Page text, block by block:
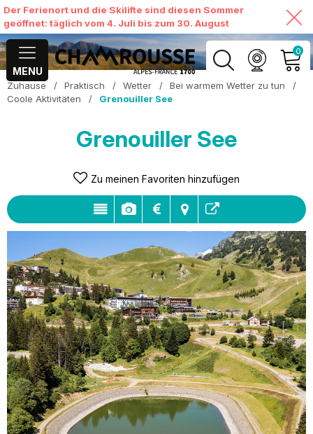
Der Ferienort und die Skilifte sind diesen Sommer
geöffnet: täglich vom 4. Juli bis zum 30. August
MENU
0
MEIN KONTO
ANSEHEN
Zuhause / Praktisch / Wetter / Bei warmem Wetter zu tun
/
Coole Aktivitäten
/ Grenouiller See
Grenouiller See
Zu meinen Favoriten hinzufügen